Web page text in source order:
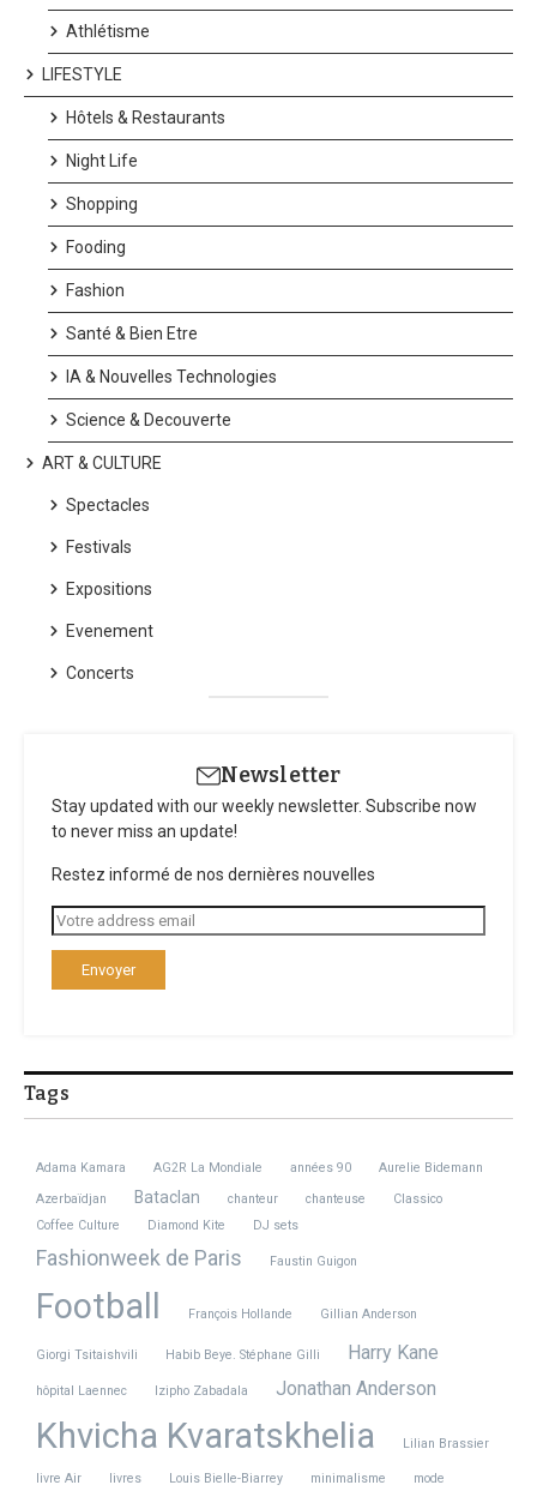
Athlétisme
LIFESTYLE
Hôtels & Restaurants
Night Life
Shopping
Fooding
Fashion
Santé & Bien Etre
IA & Nouvelles Technologies
Science & Decouverte
ART & CULTURE
Spectacles
Festivals
Expositions
Evenement
Concerts
Newsletter
Stay updated with our weekly newsletter. Subscribe now
to never miss an update!
Restez informé de nos dernières nouvelles
Tags
Adama Kamara AG2R La Mondiale années 90
Aurelie Bidemann
Azerbaïdjan
Bataclan chanteur chanteuse
Classico
Coffee Culture
Diamond Kite DJ sets
Fashionweek de Paris Faustin Guigon
Football François Hollande Gillian Anderson
Giorgi Tsitaishvili Habib Beye. Stéphane Gilli Harry Kane
hôpital Laennec Izipho Zabadala Jonathan Anderson
Khvicha Kvaratskhelia Lilian Brassier
livre Air livres Louis Bielle-Biarrey minimalisme mode